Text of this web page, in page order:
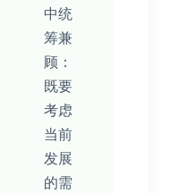
中统
筹兼
顾：
既要
考虑
当前
发展
的需